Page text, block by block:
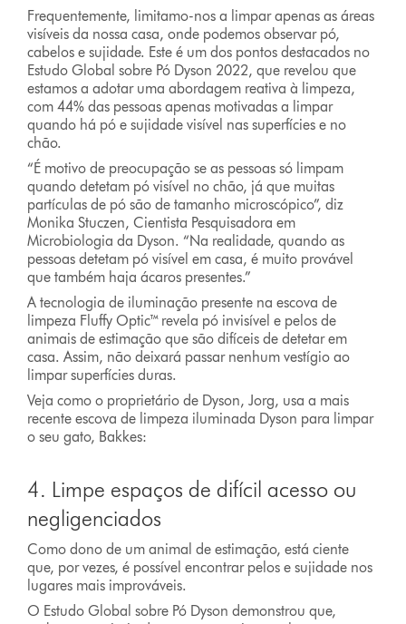
Frequentemente, limitamo-nos a limpar apenas as áreas
visíveis da nossa casa, onde podemos observar pó,
cabelos e sujidade. Este é um dos pontos destacados no
Estudo Global sobre Pó Dyson 2022, que revelou que
estamos a adotar uma abordagem reativa à limpeza,
com 44% das pessoas apenas motivadas a limpar
quando há pó e sujidade visível nas superfícies e no
chão.
“É motivo de preocupação se as pessoas só limpam
quando detetam pó visível no chão, já que muitas
partículas de pó são de tamanho microscópico”, diz
Monika Stuczen, Cientista Pesquisadora em
Microbiologia da Dyson. “Na realidade, quando as
pessoas detetam pó visível em casa, é muito provável
que também haja ácaros presentes.”
A tecnologia de iluminação presente na escova de
limpeza Fluffy Optic™ revela pó invisível e pelos de
animais de estimação que são difíceis de detetar em
casa. Assim, não deixará passar nenhum vestígio ao
limpar superfícies duras.
Veja como o proprietário de Dyson, Jorg, usa a mais
recente escova de limpeza iluminada Dyson para limpar
o seu gato, Bakkes:
4. Limpe espaços de difícil acesso ou
negligenciados
Como dono de um animal de estimação, está ciente
que, por vezes, é possível encontrar pelos e sujidade nos
lugares mais improváveis.
O Estudo Global sobre Pó Dyson demonstrou que,